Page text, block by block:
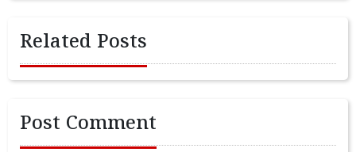
Related Posts
Post Comment